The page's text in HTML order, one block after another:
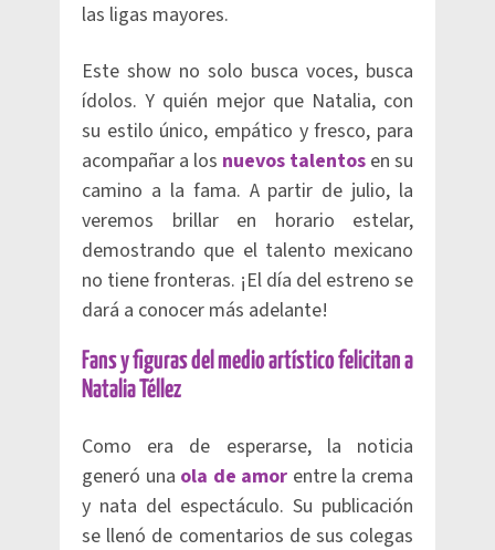
las ligas mayores.
Este show no solo busca voces, busca
ídolos. Y quién mejor que Natalia, con
su estilo único, empático y fresco, para
acompañar a los nuevos talentos en su
camino a la fama. A partir de julio, la
veremos brillar en horario estelar,
demostrando que el talento mexicano
no tiene fronteras. ¡El día del estreno se
dará a conocer más adelante!
Fans y figuras del medio artístico felicitan a
Natalia Téllez
Como era de esperarse, la noticia
generó una ola de amor entre la crema
y nata del espectáculo. Su publicación
se llenó de comentarios de sus colegas